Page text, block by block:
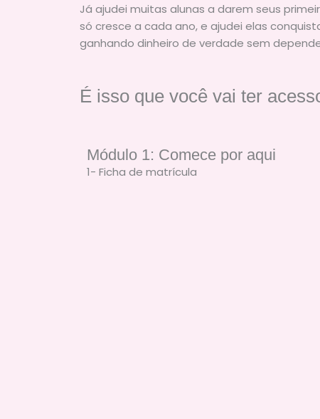
Já ajudei muitas alunas a darem seus
só cresce a cada ano, e ajudei elas
ganhando dinheiro de verdade sem
É isso que você vai ter
Módulo 1: Comece por aqui
1- Ficha de matrícula